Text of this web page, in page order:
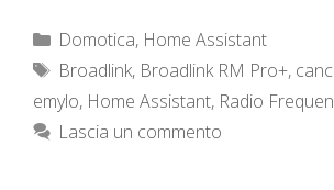
Categorie
Domotica, Home Assistant
Tag
Broadlink, Broadlink RM Pro+,
emylo, Home Assistant, Radio
Lascia un commento